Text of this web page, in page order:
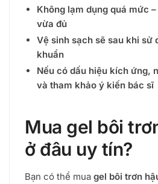
Không lạm dụng quá mức
vừa đủ
Vệ sinh sạch sẽ sau khi sử
khuẩn
Nếu có dấu hiệu kích ứng,
và tham khảo ý kiến bác sĩ
Mua gel bôi
ở đâu uy tín?
Bạn có thể mua gel bôi trơn